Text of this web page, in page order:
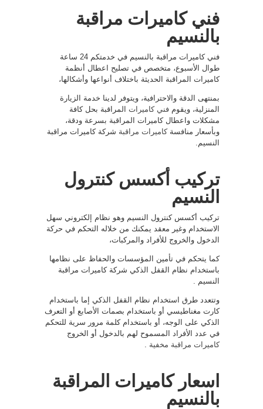
فني كاميرات مراقبة
بالنسيم
فني كاميرات مراقبة بالنسيم في خدمتكم 24 ساعة
طوال الأسبوع، متخصص في تصليح اعطال أنظمة
كاميرات المراقبة الحديثة باختلاف أنواعها وأشكالها،
بمنتهى الدقة والاحترافية، ويتوفر لدينا خدمة الزيارة
المنزلية، ويقوم فني كاميرات المراقبة بحل كافة
مشكلات واعطال كاميرات المراقبة بسرعة ودقة،
وبأسعار منافسةكاميرات مراقبة شركة كاميرات مراقبة
النسيم.
تركيب أكسس كنترول
النسيم
تركيب أكسس كنترول النسيم وهو نظام إلكتروني سهل
الاستخدام وغير معقد يمكنك من خلاله التحكم في حركة
الدخول والخروج للأفراد والمركبات،
كما يتحكم في تأمين المؤسسات والحفاظ على نظامها
باستخدام نظام القفل الذكي شركة كاميرات مراقبة
النسيم .
وتتعدد طرق استخدام نظام القفل الذكي إما باستخدام
كارت مغناطيسي أو باستخدام بصمات الأصابع أو التعرف
الذكي على الوجه، أو باستخدام كلمة مرور سرية للتحكم
في عدد الأفراد المسموح لهم بالدخول أو الخروج
كاميرات مراقبة مخفية
اسعار كاميرات المراقبة
بالنسيم